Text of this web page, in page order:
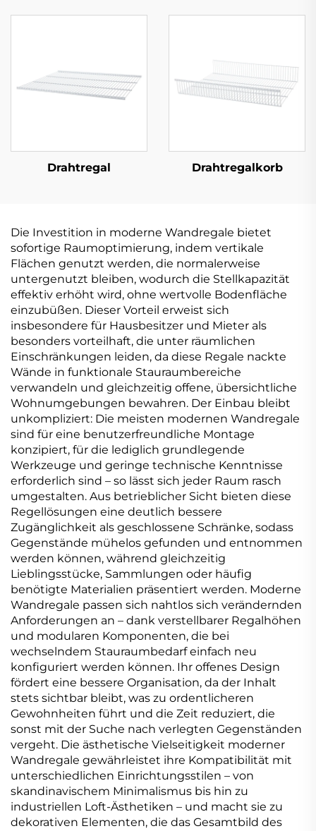
Drahtregal Drahtregalkorb
Die Investition in moderne Wandregale bietet
sofortige Raumoptimierung, indem vertikale
Flächen genutzt werden, die normalerweise
untergenutzt bleiben, wodurch die Stellkapazität
effektiv erhöht wird, ohne wertvolle Bodenfläche
einzubüßen. Dieser Vorteil erweist sich
insbesondere für Hausbesitzer und Mieter als
besonders vorteilhaft, die unter räumlichen
Einschränkungen leiden, da diese Regale nackte
Wände in funktionale Stauraumbereiche
verwandeln und gleichzeitig offene, übersichtliche
Wohnumgebungen bewahren. Der Einbau bleibt
unkompliziert: Die meisten modernen Wandregale
sind für eine benutzerfreundliche Montage
konzipiert, für die lediglich grundlegende
Werkzeuge und geringe technische Kenntnisse
erforderlich sind – so lässt sich jeder Raum rasch
umgestalten. Aus betrieblicher Sicht bieten diese
Regellösungen eine deutlich bessere
Zugänglichkeit als geschlossene Schränke, sodass
Gegenstände mühelos gefunden und entnommen
werden können, während gleichzeitig
Lieblingsstücke, Sammlungen oder häufig
benötigte Materialien präsentiert werden. Moderne
Wandregale passen sich nahtlos sich verändernden
Anforderungen an – dank verstellbarer Regalhöhen
und modularen Komponenten, die bei
wechselndem Stauraumbedarf einfach neu
konfiguriert werden können. Ihr offenes Design
fördert eine bessere Organisation, da der Inhalt
stets sichtbar bleibt, was zu ordentlicheren
Gewohnheiten führt und die Zeit reduziert, die
sonst mit der Suche nach verlegten Gegenständen
vergeht. Die ästhetische Vielseitigkeit moderner
Wandregale gewährleistet ihre Kompatibilität mit
unterschiedlichen Einrichtungsstilen – von
skandinavischem Minimalismus bis hin zu
industriellen Loft-Ästhetiken – und macht sie zu
dekorativen Elementen, die das Gesamtbild des